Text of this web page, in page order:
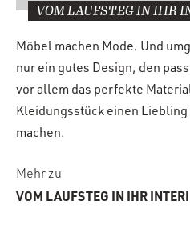
VOM LAUFSTEG IN IHR
Möbel machen Mode. Und
nur ein gutes Design, den
vor allem das perfekte
Kleidungsstück einen Liebling
machen.
Mehr zu
VOM LAUFSTEG IN IHR